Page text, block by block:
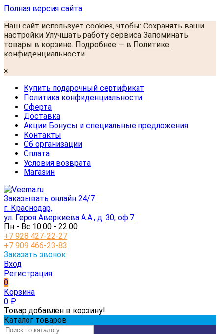
Полная версия сайта
Наш сайт использует cookies, чтобы: Сохранять ваши
настройки Улучшать работу сервиса Запоминать
товары в корзине. Подробнее — в Политике
конфиденциальности.
×
Купить подарочный сертификат
Политика конфиденциальности
Оферта
Доставка
Акции Бонусы и специальные предложения
Контакты
Об организации
Оплата
Условия возврата
Магазин
Заказывать онлайн 24/7
г. Краснодар,
ул. Героя Аверкиева А.А., д. 30, оф.7
Пн - Вс 10:00 - 22:00
+7 928 427-22-27
+7 909 466-23-83
Заказать звонок
Вход
Регистрация
0
Корзина
0 ₽
Товар добавлен в корзину!
Каталог товаров